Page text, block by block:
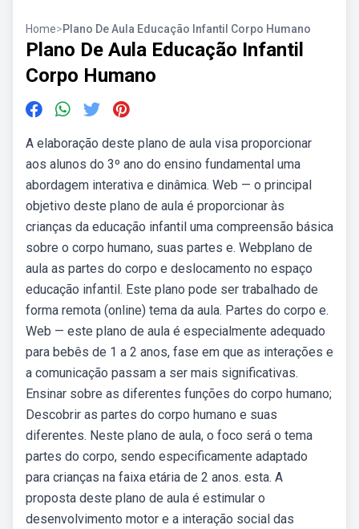
Home>Plano De Aula Educação Infantil Corpo Humano
Plano De Aula Educação Infantil
Corpo Humano
A elaboração deste plano de aula visa proporcionar
aos alunos do 3º ano do ensino fundamental uma
abordagem interativa e dinâmica. Web — o principal
objetivo deste plano de aula é proporcionar às
crianças da educação infantil uma compreensão básica
sobre o corpo humano, suas partes e. Webplano de
aula as partes do corpo e deslocamento no espaço
educação infantil. Este plano pode ser trabalhado de
forma remota (online) tema da aula. Partes do corpo e.
Web — este plano de aula é especialmente adequado
para bebês de 1 a 2 anos, fase em que as interações e
a comunicação passam a ser mais significativas.
Ensinar sobre as diferentes funções do corpo humano;
Descobrir as partes do corpo humano e suas
diferentes. Neste plano de aula, o foco será o tema
partes do corpo, sendo especificamente adaptado
para crianças na faixa etária de 2 anos. esta. A
proposta deste plano de aula é estimular o
desenvolvimento motor e a interação social das